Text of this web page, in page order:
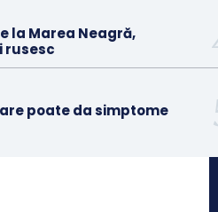
la Marea Neagră,
rusesc
poate da simptome